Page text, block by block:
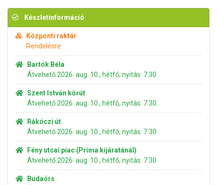
Készletinformáció
Központi raktár
Rendelésre
Bartók Béla
Átvehető 2026. aug. 10., hétfő, nyitás: 7:30
Szent István körút
Átvehető 2026. aug. 10., hétfő, nyitás: 7:30
Rákóczi út
Átvehető 2026. aug. 10., hétfő, nyitás: 7:30
Fény utcai piac (Príma kijáratánál)
Átvehető 2026. aug. 10., hétfő, nyitás: 7:30
Budaörs